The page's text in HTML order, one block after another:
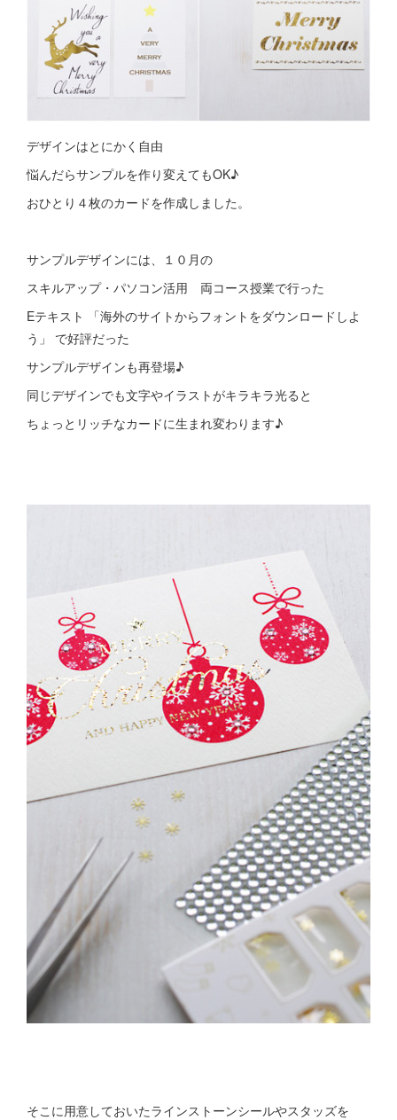
デザインはとにかく自由
悩んだらサンプルを作り変えてもOK♪
おひとり４枚のカードを作成しました。
サンプルデザインには、１０月の
スキルアップ・パソコン活用 両コース授業で行った
Eテキスト 「海外のサイトからフォントをダウンロードしよ
う」 で好評だった
サンプルデザインも再登場♪
同じデザインでも文字やイラストがキラキラ光ると
ちょっとリッチなカードに生まれ変わります♪
そこに用意しておいたラインストーンシールやスタッズを